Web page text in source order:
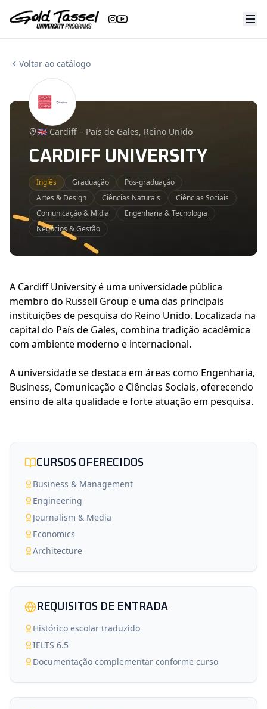
para
o
para
o
Voltar ao catálogo
🇬🇧 Cardiff – País de Gales, Reino Unido
CARDIFF UNIVERSITY
Inglês Graduação
Pós-graduação
Artes & Design
Ciências Naturais
Ciências Sociais
Comunicação & Mídia
Engenharia & Tecnologia
Negócios & Gestão
A Cardiff University é uma universidade pública
membro do Russell Group e uma das principais
instituições de pesquisa do Reino Unido. Localizada na
capital do País de Gales, combina tradição acadêmica
com ambiente moderno e internacional.
A universidade se destaca em áreas como Engenharia,
Business, Comunicação e Ciências Sociais, oferecendo
ensino de alta qualidade e forte atuação em pesquisa.
CURSOS OFERECIDOS
Business & Management
Engineering
Journalism & Media
Economics
Architecture
REQUISITOS DE ENTRADA
Histórico escolar traduzido
IELTS 6.5
Documentação complementar conforme curso